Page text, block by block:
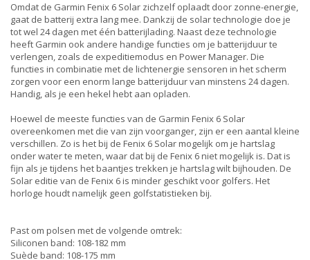
Omdat de Garmin Fenix 6 Solar zichzelf oplaadt door zonne-energie,
gaat de batterij extra lang mee. Dankzij de solar technologie doe je
tot wel 24 dagen met één batterijlading. Naast deze technologie
heeft Garmin ook andere handige functies om je batterijduur te
verlengen, zoals de expeditiemodus en Power Manager. Die
functies in combinatie met de lichtenergie sensoren in het scherm
zorgen voor een enorm lange batterijduur van minstens 24 dagen.
Handig, als je een hekel hebt aan opladen.
Hoewel de meeste functies van de Garmin Fenix 6 Solar
overeenkomen met die van zijn voorganger, zijn er een aantal kleine
verschillen. Zo is het bij de Fenix 6 Solar mogelijk om je hartslag
onder water te meten, waar dat bij de Fenix 6 niet mogelijk is. Dat is
fijn als je tijdens het baantjes trekken je hartslag wilt bijhouden. De
Solar editie van de Fenix 6 is minder geschikt voor golfers. Het
horloge houdt namelijk geen golfstatistieken bij.
Past om polsen met de volgende omtrek:
Siliconen band: 108-182 mm
Suède band: 108-175 mm